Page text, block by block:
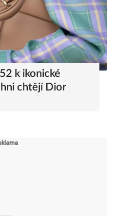
k ikonické
chtějí Dior